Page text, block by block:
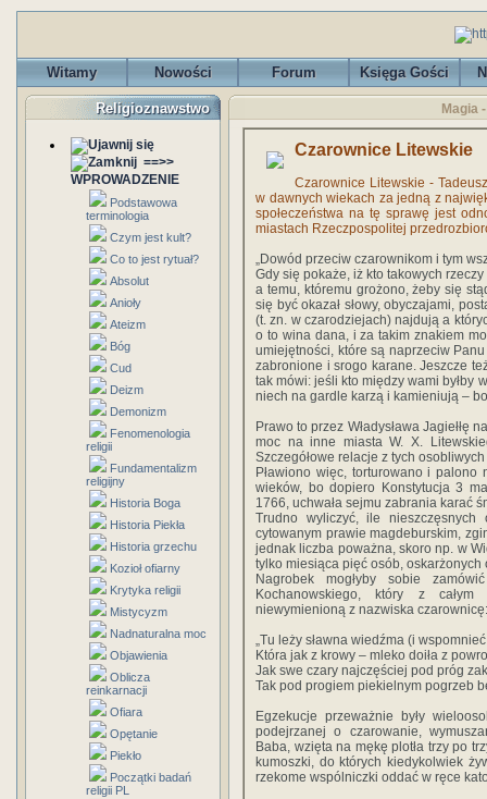
Witamy Nowości Forum Księga Gości
Religioznawstwo
==>>
WPROWADZENIE
Podstawowa
terminologia
Czym jest kult?
Co to jest rytuał?
Absolut
Anioły
Ateizm
Bóg
Cud
Deizm
Demonizm
Fenomenologia
religii
Fundamentalizm
religijny
Historia Boga
Historia Piekła
Historia grzechu
Kozioł ofiarny
Krytyka religii
Mistycyzm
Nadnaturalna moc
Objawienia
Oblicza
reinkarnacji
Ofiara
Opętanie
Piekło
Początki badań
religii PL
Magia
Czarownice Litewskie
Czarownice Litewskie -
w dawnych wiekach za jedną z
społeczeństwa na tę sprawę jest
miastach Rzeczpospolitej
„Dowód przeciw czarownikom i tym
Gdy się pokaże, iż kto takowych
a temu, któremu grożono, żeby się
się być okazał słowy, obyczajami,
(t. zn. w czarodziejach) najdują a
o to wina dana, i za takim znakiem
umiejętności, które są naprzeciw
zabronione i srogo karane. Jeszcze
tak mówi: jeśli kto między wami byłby
niech na gardle karzą i kamieniują –
Prawo to przez Władysława
moc na inne miasta W. X.
Szczegółowe relacje z tych
Pławiono więc, torturowano i
wieków, bo dopiero Konstytucja 3
1766, uchwała sejmu zabrania karać
Trudno wyliczyć, ile nieszczęsnych
cytowanym prawie magdeburskim,
jednak liczba poważna, skoro np. w
tylko miesiąca pięć osób,
Nagrobek mogłyby sobie
Kochanowskiego, który z
niewymienioną z nazwiska czarownicę:
„Tu leży sławna wiedźma (i
Która jak z krowy – mleko doiła z
Jak swe czary najczęściej pod próg
Tak pod progiem piekielnym pogrzeb
Egzekucje przeważnie były
podejrzanej o czarowanie,
Baba, wzięta na mękę plotła trzy po
kumoszki, do których kiedykolwiek
rzekome wspólniczki oddać w ręce